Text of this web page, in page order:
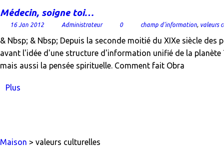
Médecin, soigne toi…
16 Jan 2012 Administrateur 0 champ d'information, valeurs
& Nbsp; & Nbsp; Depuis la seconde moitié du XIXe siècle
avant l'idée d'une structure d'information unifié de la planète
mais aussi la pensée spirituelle. Comment fait Obra
Plus
Maison > valeurs culturelles